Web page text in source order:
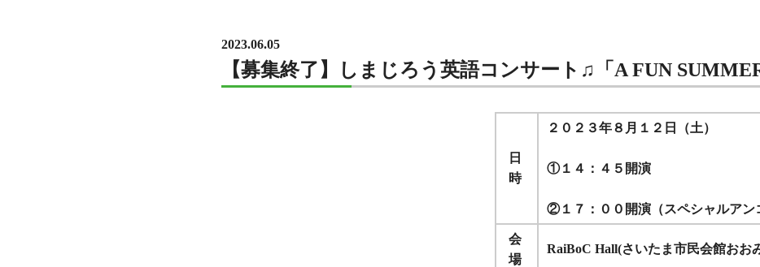
2023.06.05
【募集終了】しまじろう英語コンサート♫「A FUN
日
時
２０２３年８月１２日（土）
①１４：４５開演
②１７：００開演（スペシャルアン
会
場
RaiBoC Hall(さいたま市民会館お